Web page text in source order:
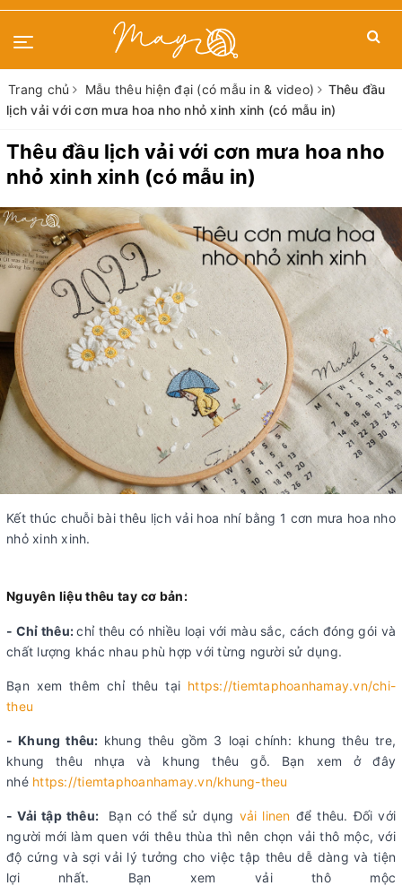
Trang chủ Mẫu thêu hiện đại (có mẫu in & video)
Thêu đầu
lịch vải với cơn mưa hoa nho nhỏ xinh xinh (có mẫu in)
Thêu đầu lịch vải với cơn mưa hoa nho
nhỏ xinh xinh (có mẫu in)
Kết thúc chuỗi bài thêu lịch vải hoa nhí bằng 1 cơn mưa hoa nho
nhỏ xinh xinh.
Nguyên liệu thêu tay cơ bản:
- Chỉ thêu:chỉ thêu có nhiều loại với màu sắc, cách đóng gói và
chất lượng khác nhau phù hợp với từng người sử dụng.
Bạn xem thêm chỉ thêu tại https://tiemtaphoanhamay.vn/chi-
theu
- Khung thêu: khung thêu gồm 3 loại chính: khung thêu tre,
khung thêu nhựa và khung thêu gỗ. Bạn xem ở đây
nhé https://tiemtaphoanhamay.vn/khung-theu
- Vải tập thêu: Bạn có thể sử dụng vải linen để thêu. Đối với
người mới làm quen với thêu thùa thì nên chọn vải thô mộc, với
độ cứng và sợi vải lý tưởng cho việc tập thêu dễ dàng và tiện
lợi nhất. Bạn xem vải thô mộc